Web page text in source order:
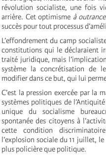
révolution socialiste, une fois
arrière. Cet optimisme à outrance
succès pour tout processus
L’effondrement du camp
constitutions qui le déclaraient
traité juridique, mais
système la concrétisation de
modifier dans ce but, qui lui
C’est la pression exercée par la
systèmes politiques de
unique du socialisme
spontanée des citoyens à
cette condition
l’explosion sociale du 11 juillet,
plus policière que politique.